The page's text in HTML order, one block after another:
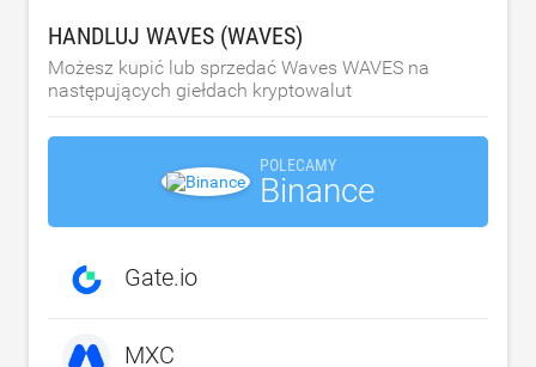
HANDLUJ WAVES (WAVES)
Możesz kupić lub sprzedać Waves WAVES na
następujących giełdach kryptowalut
POLECAMY
Binance
Gate.io
MXC